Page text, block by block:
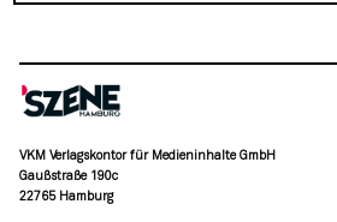
VKM Verlagskontor für Medieninhalte GmbH
Gaußstraße 190c
22765 Hamburg